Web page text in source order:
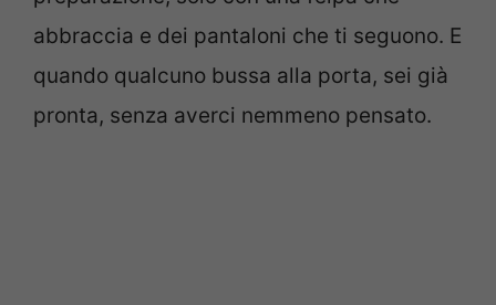
abbraccia e dei pantaloni che ti seguono. E
quando qualcuno bussa alla porta, sei già
pronta, senza averci nemmeno pensato.